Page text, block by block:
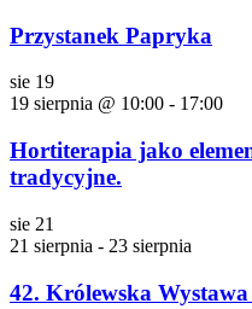
Przystanek Papryka
sie 19
19 sierpnia @ 10:00 - 17:00
Hortiterapia jako
tradycyjne.
sie 21
21 sierpnia - 23 sierpnia
42. Królewska